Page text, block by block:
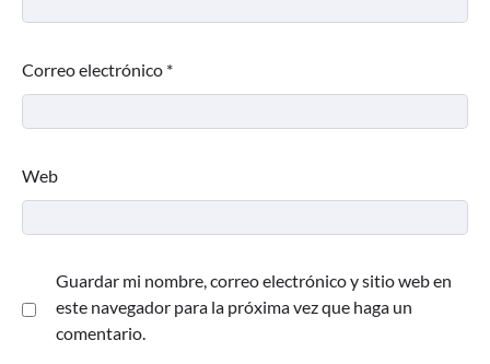
Correo electrónico *
Web
Guardar mi nombre, correo electrónico y sitio web en
este navegador para la próxima vez que haga un
comentario.